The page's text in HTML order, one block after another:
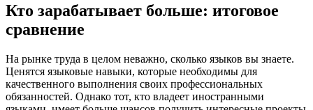
Кто зарабатывает больше: итоговое
сравнение
На рынке труда в целом неважно, сколько языков вы знаете.
Ценятся языковые навыки, которые необходимы для
качественного выполнения своих профессиональных
обязанностей. Однако тот, кто владеет иностранными